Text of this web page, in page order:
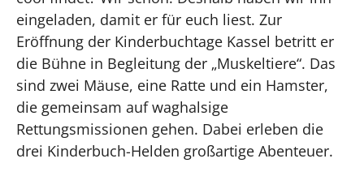
eingeladen, damit er für euch liest. Zur
Eröffnung der Kinderbuchtage Kassel betritt er
die Bühne in Begleitung der „Muskeltiere“. Das
sind zwei Mäuse, eine Ratte und ein Hamster,
die gemeinsam auf waghalsige
Rettungsmissionen gehen. Dabei erleben die
drei Kinderbuch-Helden großartige Abenteuer.